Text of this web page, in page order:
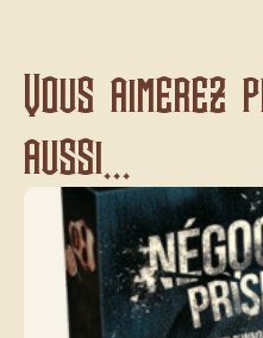
Vous
aussi...